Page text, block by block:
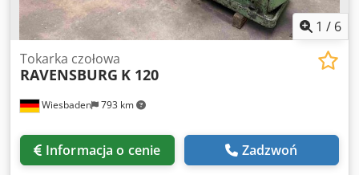
1 / 6
Wiesbaden 793 km
Tokarka czołowa
RAVENSBURG K 120
Informacja o cenie Zadzwoń